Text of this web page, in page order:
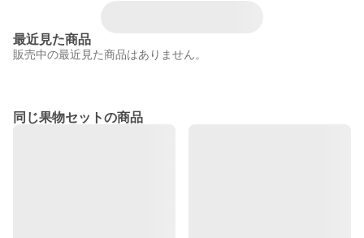
最近見た商品
販売中の最近見た商品はありません。
同じ果物セットの商品